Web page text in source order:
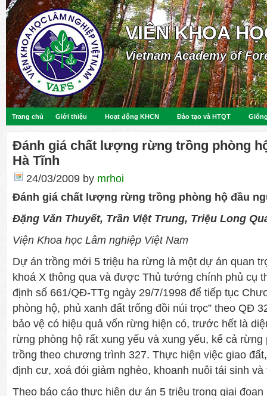
VIỆN KHOA
Vietnam Academy of
Trang chủ Giới thiệu Hoạt động KHCN Đào tạo và HTQT
Đánh giá chất lượng rừng trồng phòng
Hà Tĩnh
24/03/2009 by mrhoi
Đánh giá chất lượng rừng trồng phòng hộ đầu
Đặng Văn Thuyết, Trần Việt Trung, Triệu Long
Viện Khoa học Lâm nghiệp Việt Nam
Dự án trồng mới 5 triệu ha rừng là một dự án quan
khoá X thông qua và được Thủ tướng chính phủ cụ
định số 661/QĐ-TTg ngày 29/7/1998 để tiếp tục
phòng hộ, phủ xanh đất trống đồi núi trọc” theo QĐ
bảo vệ có hiệu quả vốn rừng hiện có, trước hết là
rừng phòng hộ rất xung yếu và xung yếu, kể cả
trồng theo chương trình 327. Thực hiện việc giao
định cư, xoá đói giảm nghèo, khoanh nuôi tái sinh
Theo báo cáo thực hiện dự án 5 triệu trong giai